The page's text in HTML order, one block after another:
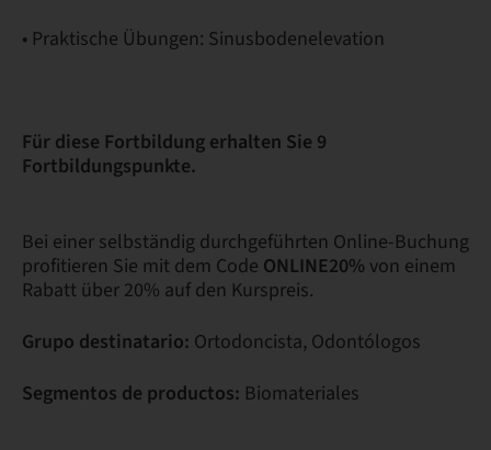
• Praktische Übungen: Sinusbodenelevation
Für diese Fortbildung erhalten Sie 9
Fortbildungspunkte.
Bei einer selbständig durchgeführten Online-Buchung
profitieren Sie mit dem Code ONLINE20% von einem
Rabatt über 20% auf den Kurspreis.
Grupo destinatario: Ortodoncista, Odontólogos
Segmentos de productos: Biomateriales